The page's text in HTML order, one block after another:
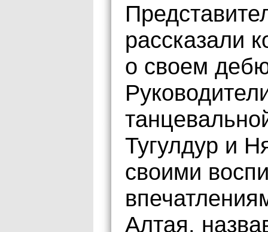
рассказали
о своем
Тугулдур и
своими
Алтая,